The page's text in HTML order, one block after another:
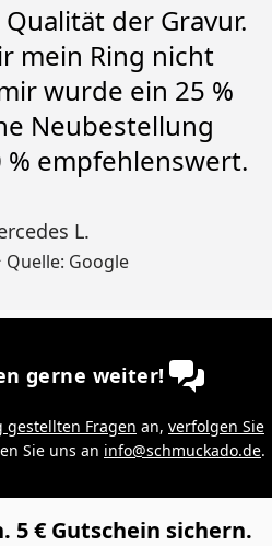
der Gravur.
mein Ring nicht
wurde ein 25 %
Neubestellung
empfehlenswert.
L.
Google
gerne weiter!
gestellten Fragen an, verfolgen Sie
Sie uns an info@schmuckado.de.
5 € Gutschein sichern.